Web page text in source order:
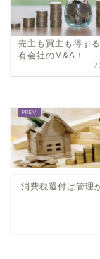
売主も買主も得す
有会社のM&A！
消費税還付は管理